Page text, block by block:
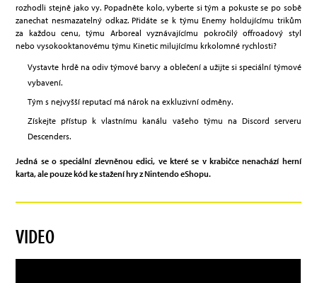
rozhodli stejně jako vy. Popadněte kolo, vyberte si tým a pokuste se po sobě
zanechat nesmazatelný odkaz. Přidáte se k týmu Enemy holdujícímu trikům
za každou cenu, týmu Arboreal vyznávajícímu pokročilý offroadový styl
nebo vysokooktanovému týmu Kinetic milujícímu krkolomné rychlosti?
Vystavte hrdě na odiv týmové barvy a oblečení a užijte si speciální týmové
vybavení.
Tým s nejvyšší reputací má nárok na exkluzivní odměny.
Získejte přístup k vlastnímu kanálu vašeho týmu na Discord serveru
Descenders.
Jedná se o speciální zlevněnou edici, ve které se v krabičce nenachází herní
karta, ale pouze kód ke stažení hry z Nintendo eShopu.
VIDEO